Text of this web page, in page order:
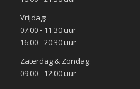
Vrijdag:
07:00 - 11:30 uur
16:00 - 20:30 uur
Zaterdag & Zondag:
09:00 - 12:00 uur